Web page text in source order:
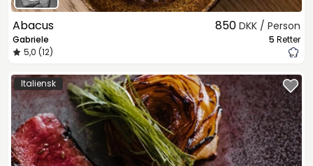
Abacus
Gabriele
5,0 (12)
850 DKK / Person
5 Retter
Italiensk